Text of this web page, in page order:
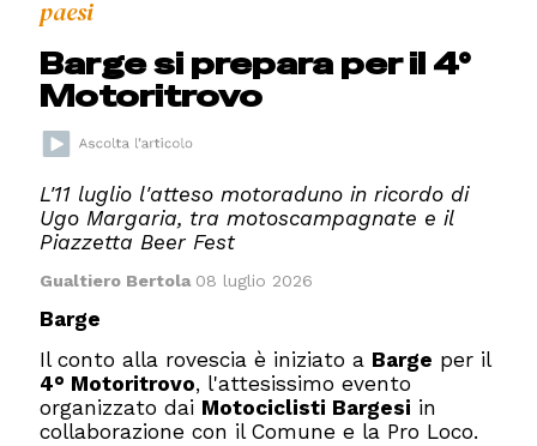
paesi
Barge si prepara per il 4°
Motoritrovo
L'11 luglio l'atteso motoraduno in ricordo di
Ugo Margaria, tra motoscampagnate e il
Piazzetta Beer Fest
Gualtiero Bertola 08 luglio 2026
Barge
Il conto alla rovescia è iniziato a Barge per il
4° Motoritrovo, l'attesissimo evento
organizzato dai Motociclisti Bargesi in
collaborazione con il Comune e la Pro Loco.